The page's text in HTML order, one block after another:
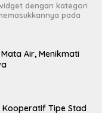
dengan kategori
pada
Air, Menikmati
Kooperatif Tipe Stad